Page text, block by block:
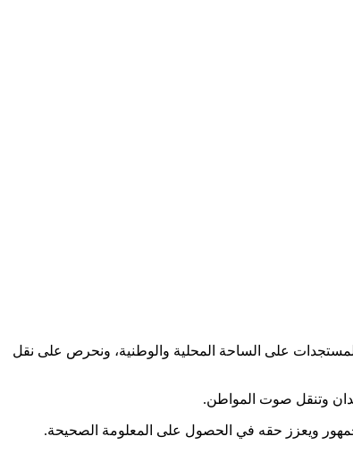
على الساحة المحلية والوطنية، ونحرص على نقل
وتنقل صوت المواطن.
ويعزز حقه في الحصول على المعلومة الصحيحة.